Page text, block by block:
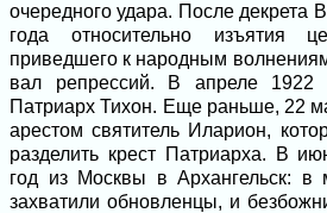
очередного удара. После
года относительно изъятия
приведшего к народным
вал репрессий. В апреле 1922
Патриарх Тихон. Еще раньше, 22
арестом святитель Иларион,
разделить крест Патриарха. В
год из Москвы в Архангельск: в
захватили обновленцы, и